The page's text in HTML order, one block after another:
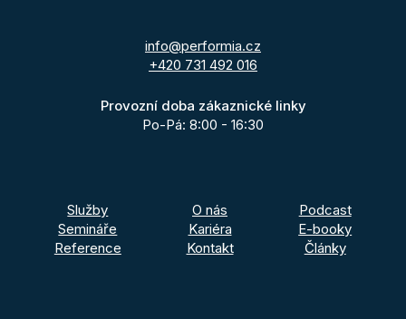
info@performia.cz
+420 731 492 016
Provozní doba zákaznické linky
Po-Pá: 8:00 - 16:30
Služby
Semináře
Reference
O nás
Kariéra
Kontakt
Podcast
E-booky
Články